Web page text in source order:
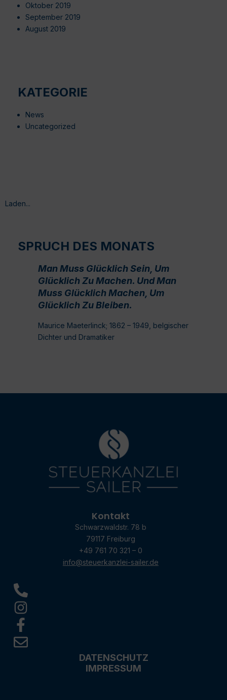
Oktober 2019
September 2019
August 2019
KATEGORIE
News
Uncategorized
Laden...
SPRUCH DES MONATS
Man Muss Glücklich Sein, Um
Glücklich Zu Machen. Und Man
Muss Glücklich Machen, Um
Glücklich Zu Bleiben.
Maurice Maeterlinck; 1862 – 1949, belgischer
Dichter und Dramatiker
Kontakt
Schwarzwaldstr. 78 b
79117 Freiburg
+49 761 70 321 – 0
info@steuerkanzlei-sailer.de
DATENSCHUTZ
IMPRESSUM